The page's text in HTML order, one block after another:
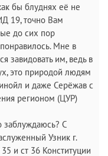
бы блуднях её не
19, точно Вам
до сих пор
понравилось. Мне в
завидовать им, ведь в
это природой людям
и даже Серёжав с
регионом (ЦУР)
заблуждаюсь? С
Узник г.
и ст 36 Конституции